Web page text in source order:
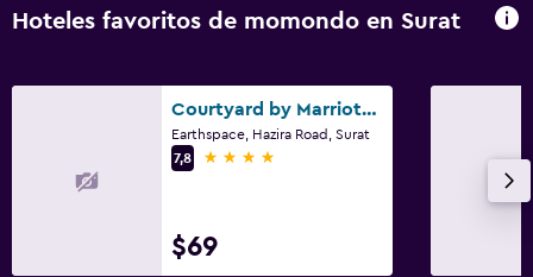
Hoteles favoritos de momondo en Surat
Courtyard by Marriott Surat
Earthspace, Hazira Road, Surat
7,8
4 estrellas
$69